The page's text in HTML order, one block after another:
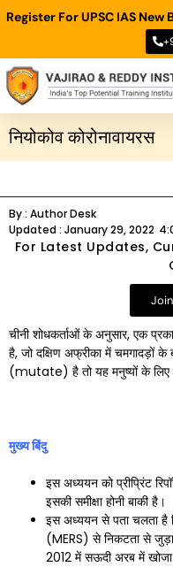
Register For UPSC IAS New
नियोकोव कोरोनावायरस
By : Author Desk
Updated : January 29, 2022
For Latest Updates,
चीनी शोधकर्ताओं के अनुसार, एक
है, जो दक्षिण अफ्रीका में चमगादड़ों
(mutate) है तो यह मनुष्यों के लिए
मुख्य बिंदु
इस अध्ययन को प्रीप्रिंट
इसकी समीक्षा होनी बाकी है।
इस अध्ययन से पता चलता है
(MERS) से निकटता से जुड़ा
2012 में सऊदी अरब में खोजा